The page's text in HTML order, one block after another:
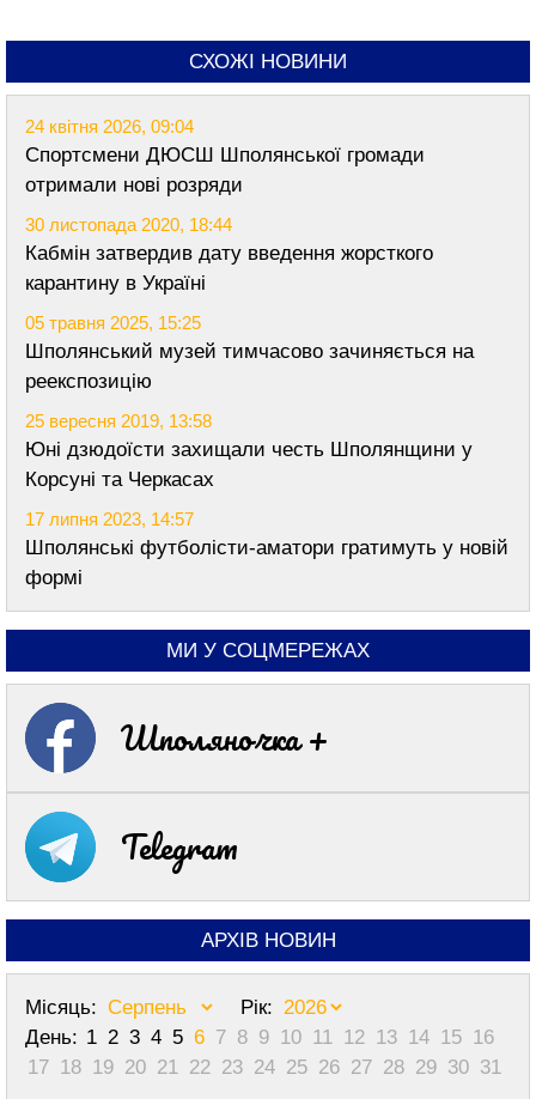
СХОЖІ НОВИНИ
24 квітня 2026, 09:04
Спортсмени ДЮСШ Шполянської громади
отримали нові розряди
30 листопада 2020, 18:44
Кабмін затвердив дату введення жорсткого
карантину в Україні
05 травня 2025, 15:25
Шполянський музей тимчасово зачиняється на
реекспозицію
25 вересня 2019, 13:58
Юні дзюдоїсти захищали честь Шполянщини у
Корсуні та Черкасах
17 липня 2023, 14:57
Шполянські футболісти-аматори гратимуть у новій
формі
МИ У СОЦМЕРЕЖАХ
Шполяночка +
Telegram
АРХІВ НОВИН
Місяць:
Рік:
День: 1 2 3 4 5 6 7 8 9 10 11 12 13 14 15 16
17 18 19 20 21 22 23 24 25 26 27 28 29 30 31